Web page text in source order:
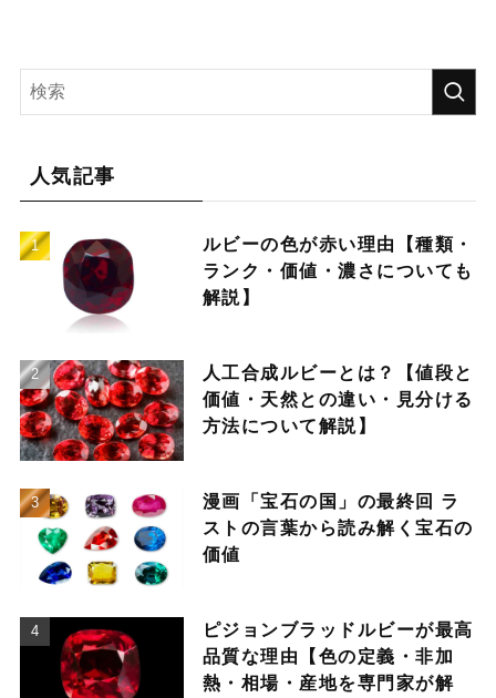
人気記事
ルビーの色が赤い理由【種類・
ランク・価値・濃さについても
解説】
人工合成ルビーとは？【値段と
価値・天然との違い・見分ける
方法について解説】
漫画「宝石の国」の最終回 ラ
ストの言葉から読み解く宝石の
価値
ピジョンブラッドルビーが最高
品質な理由【色の定義・非加
熱・相場・産地を専門家が解